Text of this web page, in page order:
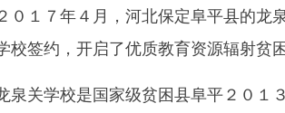
１７年４月，河北保定阜平县的龙
校签约，开启了优质教育资源辐射贫
关学校是国家级贫困县阜平２０１